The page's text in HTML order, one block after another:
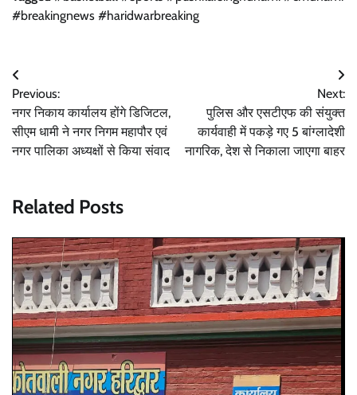
#breakingnews #haridwarbreaking
Post
navigation
Previous:
नगर निकाय कार्यालय होंगे डिजिटल,
सीएम धामी ने नगर निगम महापौर एवं
नगर पालिका अध्यक्षों से किया संवाद
Next:
पुलिस और एसटीएफ की संयुक्त
कार्यवाही में पकड़े गए 5 बांग्लादेशी
नागरिक, देश से निकाला जाएगा बाहर
Related Posts